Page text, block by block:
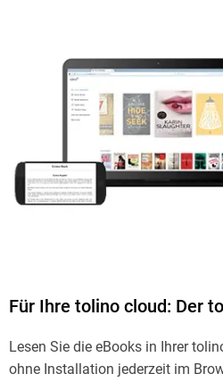
Für Ihre tolino cloud: Der
Lesen Sie die eBooks in Ihrer
ohne Installation jederzeit im